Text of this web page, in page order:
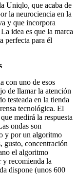
Uniqlo, que acaba de
la neurociencia en la
y que incorpora
idea es que la marca
perfecta para él
con uno de esos
de llamar la atención
testeada en la tienda
tecnológica. El
medirá la respuesta
ondas son
y por un algoritmo
gusto, concentración
el algoritmo
y recomienda la
dispone (unos 600